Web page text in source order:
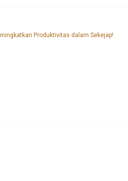
Produktivitas dalam Sekejap!